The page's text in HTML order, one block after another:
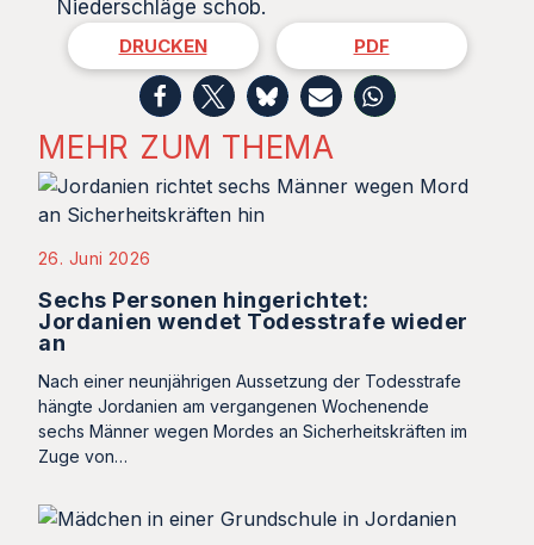
Niederschläge schob.
DRUCKEN PDF
MEHR ZUM THEMA
26. Juni 2026
Sechs Personen hingerichtet:
Jordanien wendet Todesstrafe wieder
an
Nach einer neunjährigen Aussetzung der Todesstrafe
hängte Jordanien am vergangenen Wochenende
sechs Männer wegen Mordes an Sicherheitskräften im
Zuge von…